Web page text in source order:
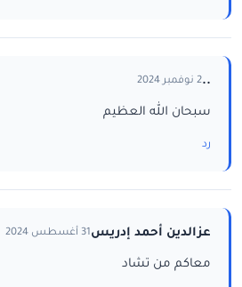
..2 نوفمبر 2024
سبحان الله العظيم
رد
عزالدين أحمد إدريس31 أغسطس 2024
معاكم من تشاد